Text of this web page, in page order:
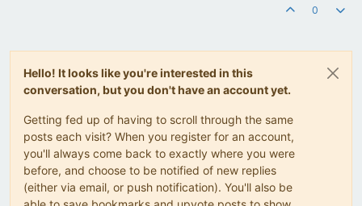
0
Hello! It looks like you're interested in this
conversation, but you don't have an account yet.
Getting fed up of having to scroll through the same
posts each visit? When you register for an account,
you'll always come back to exactly where you were
before, and choose to be notified of new replies
(either via email, or push notification). You'll also be